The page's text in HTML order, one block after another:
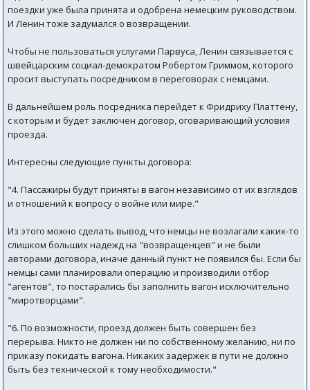
поездки уже была принята и одобрена немецким руководством.
И Ленин тоже задумался о возвращении.
Чтобы не пользоваться услугами Парвуса, Ленин связывается с
швейцарским социал-демократом Робертом Гриммом, которого
просит выступать посредником в переговорах с немцами.
В дальнейшем роль посредника перейдет к Фридриху Платтену,
с которым и будет заключен договор, оговаривающий условия
проезда.
Интересны следующие пункты договора:
"4. Пассажиры будут приняты в вагон независимо от их взглядов
и отношений к вопросу о войне или мире."
Из этого можно сделать вывод, что немцы не возлагали каких-то
слишком больших надежд на "возвращенцев" и не были
авторами договора, иначе данный пункт не появился бы. Если бы
немцы сами планировали операцию и производили отбор
"агентов", то постарались бы заполнить вагон исключительно
"миротворцами".
"6. По возможности, проезд должен быть совершен без
перерыва. Никто не должен ни по собственному желанию, ни по
приказу покидать вагона. Никаких задержек в пути не должно
быть без технической к тому необходимости."